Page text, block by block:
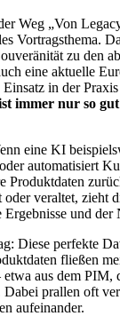
Weg „Von
Vortragsthema.
zu den
eine aktuelle
in der
immer nur so
eine KI
automatisiert
Produktdaten
veraltet, zieht
Ergebnisse und
Diese perfekte
fließen
aus dem PIM,
prallen oft
aufeinander.